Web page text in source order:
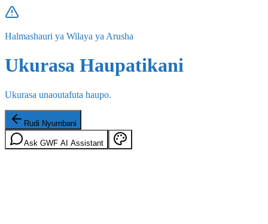
Halmashauri ya Wilaya ya Arusha
Ukurasa Haupatikani
Ukurasa unaoutafuta haupo.
Rudi Nyumbani
Ask GWF AI Assistant